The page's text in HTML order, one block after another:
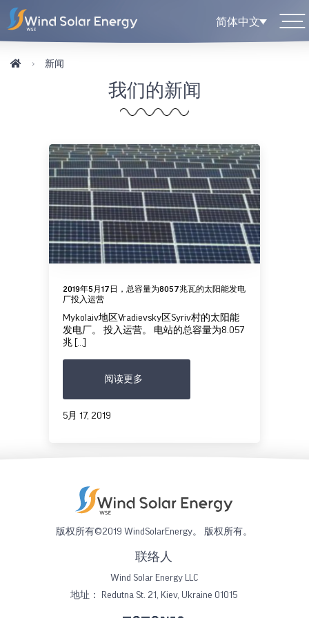
简体中文
新闻
我们的新闻
2019年5月17日，总容量为8057兆瓦的太阳能发电
厂投入运营
Mykolaiv地区Vradievsky区Syriv村的太阳能
发电厂。 投入运营。 电站的总容量为8.057
兆 […]
阅读更多
5月 17, 2019
版权所有©2019 WindSolarEnergy。 版权所有。
联络人
Wind Solar Energy LLC
地址：
Redutna St. 21, Kiev, Ukraine 01015